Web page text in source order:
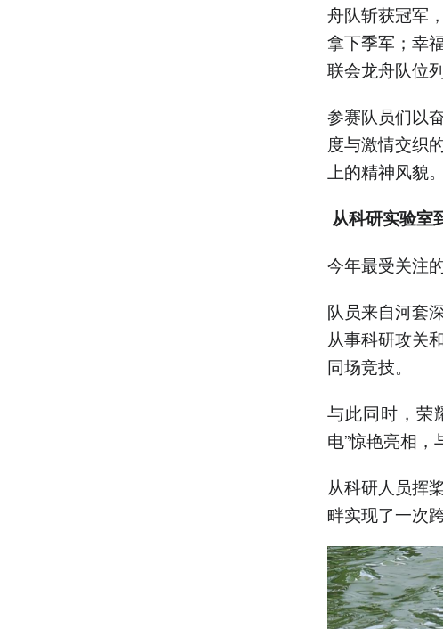
舟队斩获冠军
拿下季军；幸
联会龙舟队位
参赛队员们以
度与激情交织
上的精神风貌。
从科研实验室
今年最受关注
队员来自河套
从事科研攻关
同场竞技。
与此同时，荣
电”惊艳亮相，
从科研人员挥
畔实现了一次